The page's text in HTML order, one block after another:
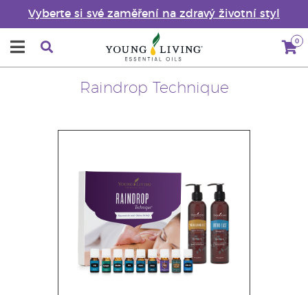
Vyberte si své zaměření na zdravý životní styl
0
Raindrop Technique